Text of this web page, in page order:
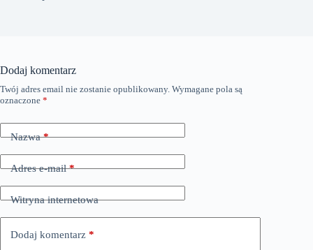
Dodaj komentarz
Twój adres email nie zostanie opublikowany. Wymagane pola są
oznaczone *
Nazwa*
Adres e-mail*
Witryna internetowa
Dodaj komentarz *